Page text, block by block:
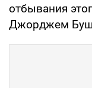
отбывания
Джорджем